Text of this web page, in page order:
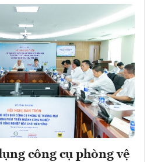
công cụ phòng vệ